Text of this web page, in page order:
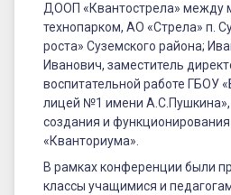
ДООП «Квантострела» между
технопарком, АО «Стрела» п.
роста» Суземского района;
Иванович, заместитель
воспитательной работе ГБОУ
лицей №1 имени
создания и
«Кванториума».
В рамках конференции были
классы учащимися и